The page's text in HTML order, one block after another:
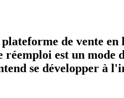
de vente
est un mode
se développer à